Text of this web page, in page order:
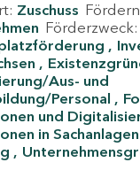
Zuschuss
Förderzweck:
Aus- und
Personal
und
in